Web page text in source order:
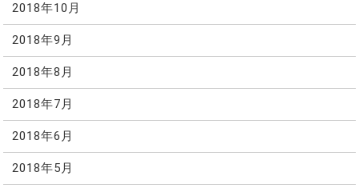
2018年10月
2018年9月
2018年8月
2018年7月
2018年6月
2018年5月